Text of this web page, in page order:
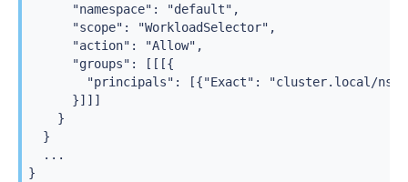
      "namespace": "default",
      "scope": "WorkloadSelector",
      "action": "Allow",
      "groups": [[[{
"principals": [{"Exact": "cluster.local/ns/
      }]]]
    }
  }
  ...
}